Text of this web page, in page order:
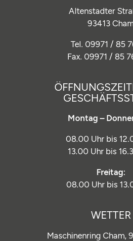
Altenstadter
93413
Tel. 09971 / 85
Fax. 09971 / 85
Montag –
08.00 Uhr bis
13.00 Uhr bis
Freitag:
08.00 Uhr bis
WETTER
Maschinenring Cham,